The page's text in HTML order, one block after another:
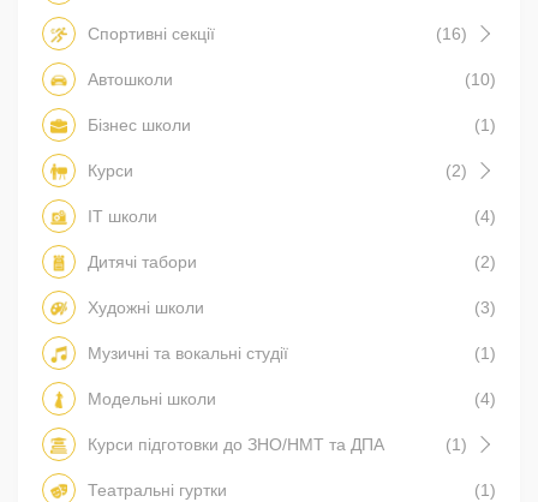
Спортивні секції (16)
Автошколи (10)
Бізнес школи (1)
Курси (2)
IT школи (4)
Дитячі табори (2)
Художні школи (3)
Музичні та вокальні студії (1)
Модельні школи (4)
Курси підготовки до ЗНО/НМТ та ДПА (1)
Театральні гуртки (1)